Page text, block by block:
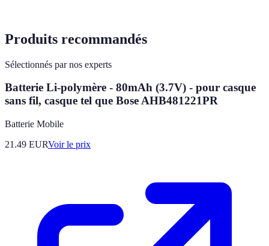
Produits recommandés
Sélectionnés par nos experts
Batterie Li-polymère - 80mAh (3.7V) - pour casque
sans fil, casque tel que Bose AHB481221PR
Batterie Mobile
21.49 EURVoir le prix